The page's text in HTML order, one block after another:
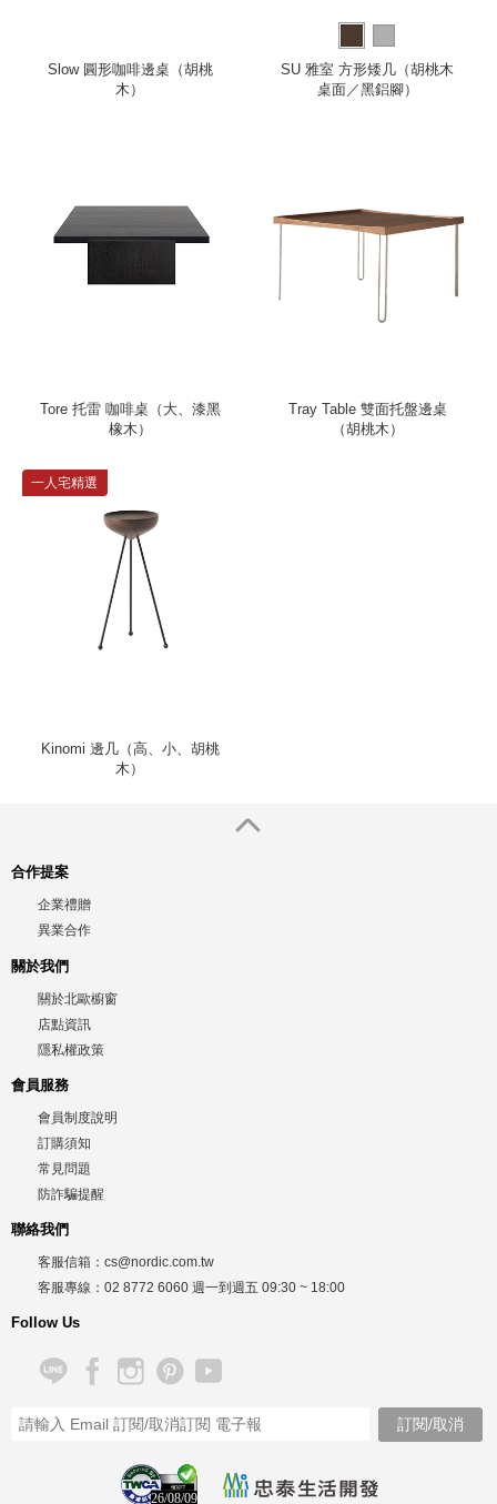
Slow 圓形咖啡邊桌（胡桃
木）
SU 雅室 方形矮几（胡桃木
桌面／黑鋁腳）
Tore 托雷 咖啡桌（大、漆黑
橡木）
Tray Table 雙面托盤邊桌
（胡桃木）
一人宅精選
Kinomi 邊几（高、小、胡桃
木）
合作提案
企業禮贈
異業合作
關於我們
關於北歐櫥窗
店點資訊
隱私權政策
會員服務
會員制度說明
訂購須知
常見問題
防詐騙提醒
聯絡我們
客服信箱： cs@nordic.com.tw
客服專線： 02 8772 6060 週一到週五 09:30 ~ 18:00
Follow Us
26/08/09